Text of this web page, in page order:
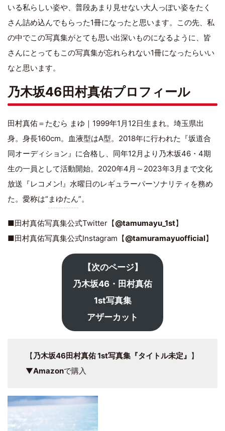
いる私らしい姿や、普段あまり見せない大人っぽい姿をたく
さん詰め込んでもらった1冊になったと思います。この先、私
の中でこの写真集がとても思い出深いものになるように、皆
さんにとってもこの写真集が忘れられない1冊になったらいい
なと思います。
乃木坂46田村真佑プロフィール
田村真佑＝たむら まゆ｜1999年1月12日生まれ。埼玉県出
身。身長160cm。血液型はA型。2018年に行われた『坂道合
同オーディション』に合格し、同年12月より乃木坂46・4期
生の一員として活動開始。2020年4月～2023年3月まで文化
放送『レコメン!』水曜日のレギュラーパーソナリティを務め
た。愛称は“まゆたん”。
■田村真佑写真集公式Twitter【@tamumayu_1st】
■田村真佑写真集公式Instagram【@tamuramayuofficial】
【次のページ】
乃木坂46・田村真佑
1st写真集
アザーカット
【乃木坂46田村真佑 1st写真集『タイトル未定』 】
▼Amazonで購入